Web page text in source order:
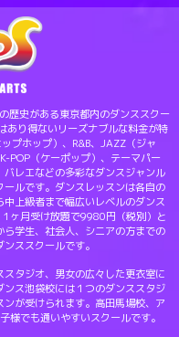
歴史がある東京都内のダンススクー
あり得ないリーズナブルな料金が特
プホップ）、R&B、JAZZ（ジャ
POP（ケーポップ）、テーマパー
レエなどの多彩なダンスジャンル
ルです。ダンスレッスンは各自の
上級者まで幅広いレベルのダンス
1ヶ月受け放題で9980円（税別）と
学生、社会人、シニアの方までの
ススクールです。
タジオ、男女の広々した更衣室に
ス池袋校には１つのダンススタジ
が受けられます。高田馬場校、ア
様でも通いやすいスクールです。